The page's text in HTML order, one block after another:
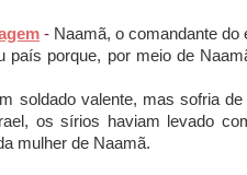
- Naamã, o comandante
país porque, por meio de
soldado valente, mas sofria
os sírios haviam levado
mulher de Naamã.